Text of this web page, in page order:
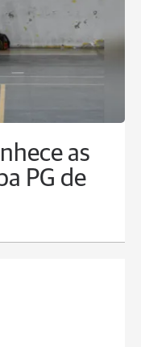
as
PG de